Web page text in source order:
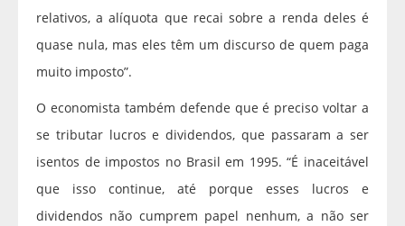
relativos, a alíquota que recai sobre a renda deles é
quase nula, mas eles têm um discurso de quem paga
muito imposto”.
O economista também defende que é preciso voltar a
se tributar lucros e dividendos, que passaram a ser
isentos de impostos no Brasil em 1995. “É inaceitável
que isso continue, até porque esses lucros e
dividendos não cumprem papel nenhum, a não ser